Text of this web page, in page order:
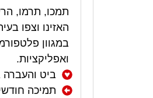
תמכו, תרמו,
האזינו וצפו
במגוון
ואפליקציות.
ביט והעברה
תמיכה